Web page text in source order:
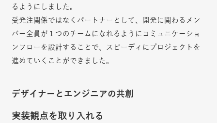
るようにしました。
受発注関係ではなくパートナーとして、開発に関わるメン
バー全員が１つのチームになれるようにコミュニケーショ
ンフローを設計することで、スピーディにプロジェクトを
進めていくことができました。
デザイナーとエンジニアの共創
実装観点を取り入れる